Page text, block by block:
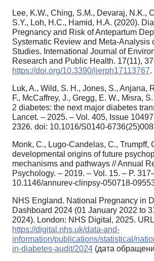
Lee, K.W., Ching, S.M., Devaraj, N.K.,
S.Y., Loh, H.C., Hamid, H.A. (2020).
Pregnancy and Risk of Antepartum
Systematic Review and Meta-Analysis
Studies. International Journal of
Research and Public Health. 17(11),
https://doi.org/10.3390/ijerph17113767.
Luk, A., Wild, S. H., Jones, S., Anjana,
F., McCaffrey, J., Gregg, E. W., Misra,
2 diabetes: the next major diabetes
Lancet. – 2025. – Vol. 405, Issue
2326. doi: 10.1016/S0140-
Monk, C., Lugo-Candelas, C., Trumpff,
developmental origins of future
mechanisms and pathways // Annual
Psychology. – 2019. – Vol. 15. – P.
10.1146/annurev-clinpsy-050718-
NHS England. National Pregnancy in
Dashboard 2024 (01 January 2022 to
2024). London: NHS Digital, 2025.
https://digital.nhs.uk/data-and-
information/publications/statistical/
in-diabetes-audit/2024 (дата